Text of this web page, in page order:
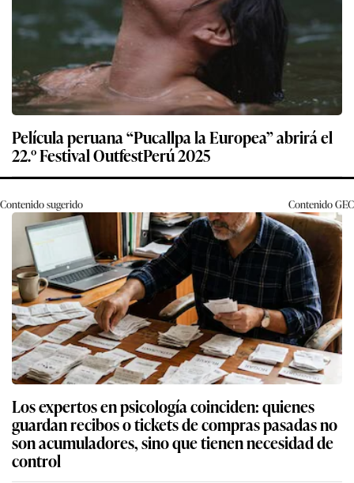
Película peruana “Pucallpa la Europea” abrirá el
22.º Festival OutfestPerú 2025
Contenido sugerido ContenidoGEC
Los expertos en psicología coinciden: quienes
guardan recibos o tickets de compras pasadas no
son acumuladores, sino que tienen necesidad de
control